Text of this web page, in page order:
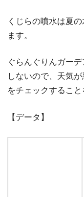
くじらの噴水は夏
ます。
ぐらんぐりんガー
しないので、天気
をチェックすること
【データ】